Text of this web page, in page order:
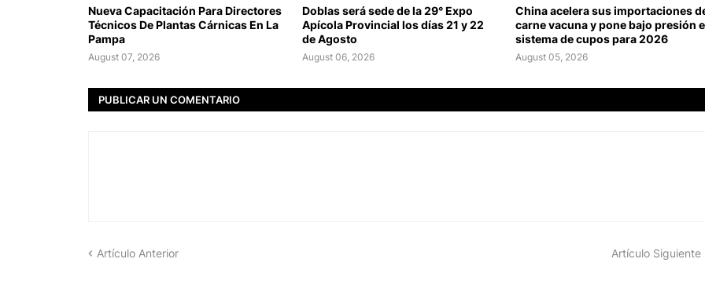
Nueva Capacitación Para Directores
Técnicos De Plantas Cárnicas En La
Pampa
August 07, 2026
Doblas será sede de la 29° Expo
Apícola Provincial los días 21 y 22
de Agosto
August 06, 2026
China acelera sus importaciones
carne vacuna y pone bajo presión
sistema de cupos para 2026
August 05, 2026
PUBLICAR UN COMENTARIO
Artículo Anterior Artículo Siguiente